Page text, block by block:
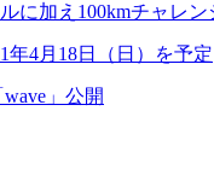
に加え100kmチャレン
年4月18日（日）を予定
」公開